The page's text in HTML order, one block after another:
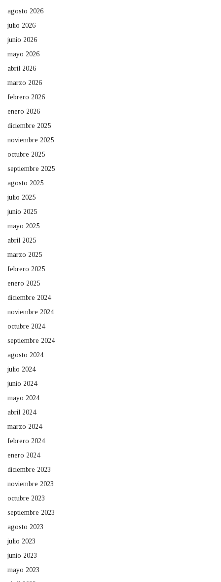
agosto 2026
julio 2026
junio 2026
mayo 2026
abril 2026
marzo 2026
febrero 2026
enero 2026
diciembre 2025
noviembre 2025
octubre 2025
septiembre 2025
agosto 2025
julio 2025
junio 2025
mayo 2025
abril 2025
marzo 2025
febrero 2025
enero 2025
diciembre 2024
noviembre 2024
octubre 2024
septiembre 2024
agosto 2024
julio 2024
junio 2024
mayo 2024
abril 2024
marzo 2024
febrero 2024
enero 2024
diciembre 2023
noviembre 2023
octubre 2023
septiembre 2023
agosto 2023
julio 2023
junio 2023
mayo 2023